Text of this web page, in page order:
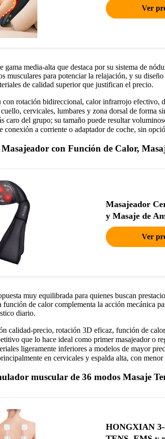
Ver
gama media-alta que destaca por su sistema de
musculares para potenciar la relajación, y su
de calidad superior que justifican el precio.
con rotación bidireccional, calor infrarrojo efectivo,
cervicales, lumbares y zona dorsal de forma
caro del grupo; su tamaño puede resultar
conexión a corriente o adaptador de coche, sin
con Función de Calor,
Masajeador
y Masaje de
Ver
muy equilibrada para quienes buscan
función de calor complementa la acción mecánica
diario.
calidad-precio, rotación 3D eficaz, función de
que lo hace ideal como primer masajeador o
ligeramente inferiores a modelos de mayor
en cervicales y espalda alta, con
muscular de 36 modos Masaje
HONGXIAN 3-